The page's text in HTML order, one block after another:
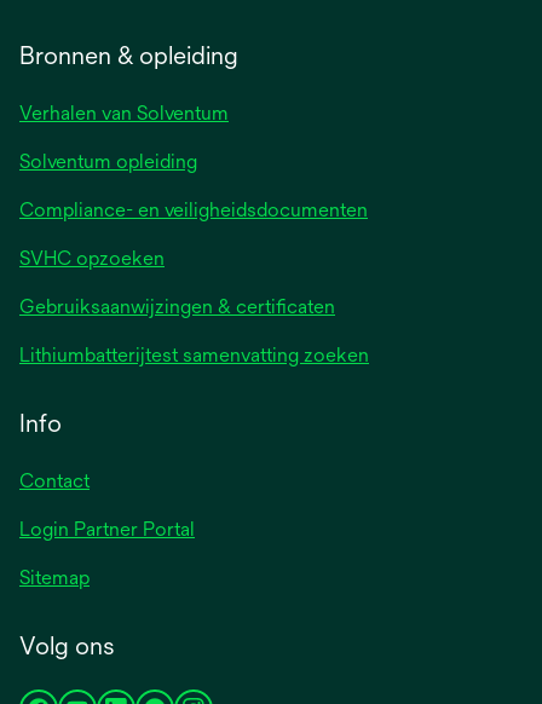
Bronnen & opleiding
Verhalen van Solventum
Solventum opleiding
Compliance- en veiligheidsdocumenten
SVHC opzoeken
Gebruiksaanwijzingen & certificaten
Lithiumbatterijtest samenvatting zoeken
Info
Contact
Login Partner Portal
Sitemap
Volg ons